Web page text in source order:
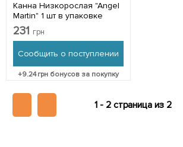
Канна Низкорослая "Angel
Martin" 1 шт в упаковке
231 грн
Сообщить о поступлении
+9.24грн бонусов за покупку
1 - 2 страница из 2